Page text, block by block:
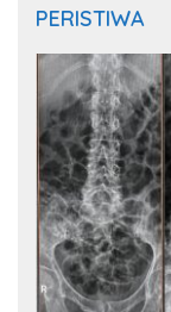
PERISTIWA